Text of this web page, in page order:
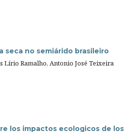
seca no semiárido brasileiro
Lírio Ramalho, Antonio José Teixeira
los impactos ecologicos de los